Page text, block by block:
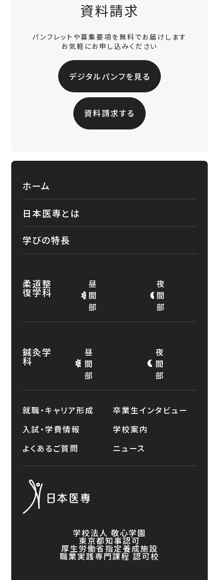
資料請求
パンフレットや募集要項を無料でお届けします
お気軽にお申し込みください
デジタルパンフを見る
資料請求する
学校法人 敬心学園
東京都知事認可
厚生労働省指定養成施設
職業実践専門課程 認可校
ホーム
日本医専とは
学びの特長
柔道整
復学科
昼
間
部
夜
間
部
鍼灸学
科
昼
間
部
夜
間
部
就職・キャリア形成
卒業生インタビュー
入試・学費情報
学校案内
よくあるご質問
ニュース